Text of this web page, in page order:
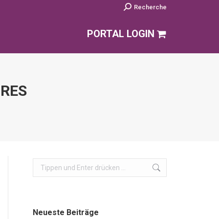
Search:Recherche
PORTAL LOGIN
Search:
Neueste Beiträge